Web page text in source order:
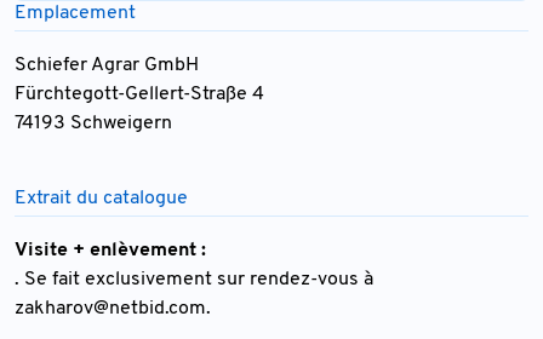
Emplacement
Schiefer Agrar GmbH
Fürchtegott-Gellert-Straße 4
74193 Schweigern
Extrait du catalogue
Visite + enlèvement :
. Se fait exclusivement sur rendez-vous à
zakharov@netbid.com.